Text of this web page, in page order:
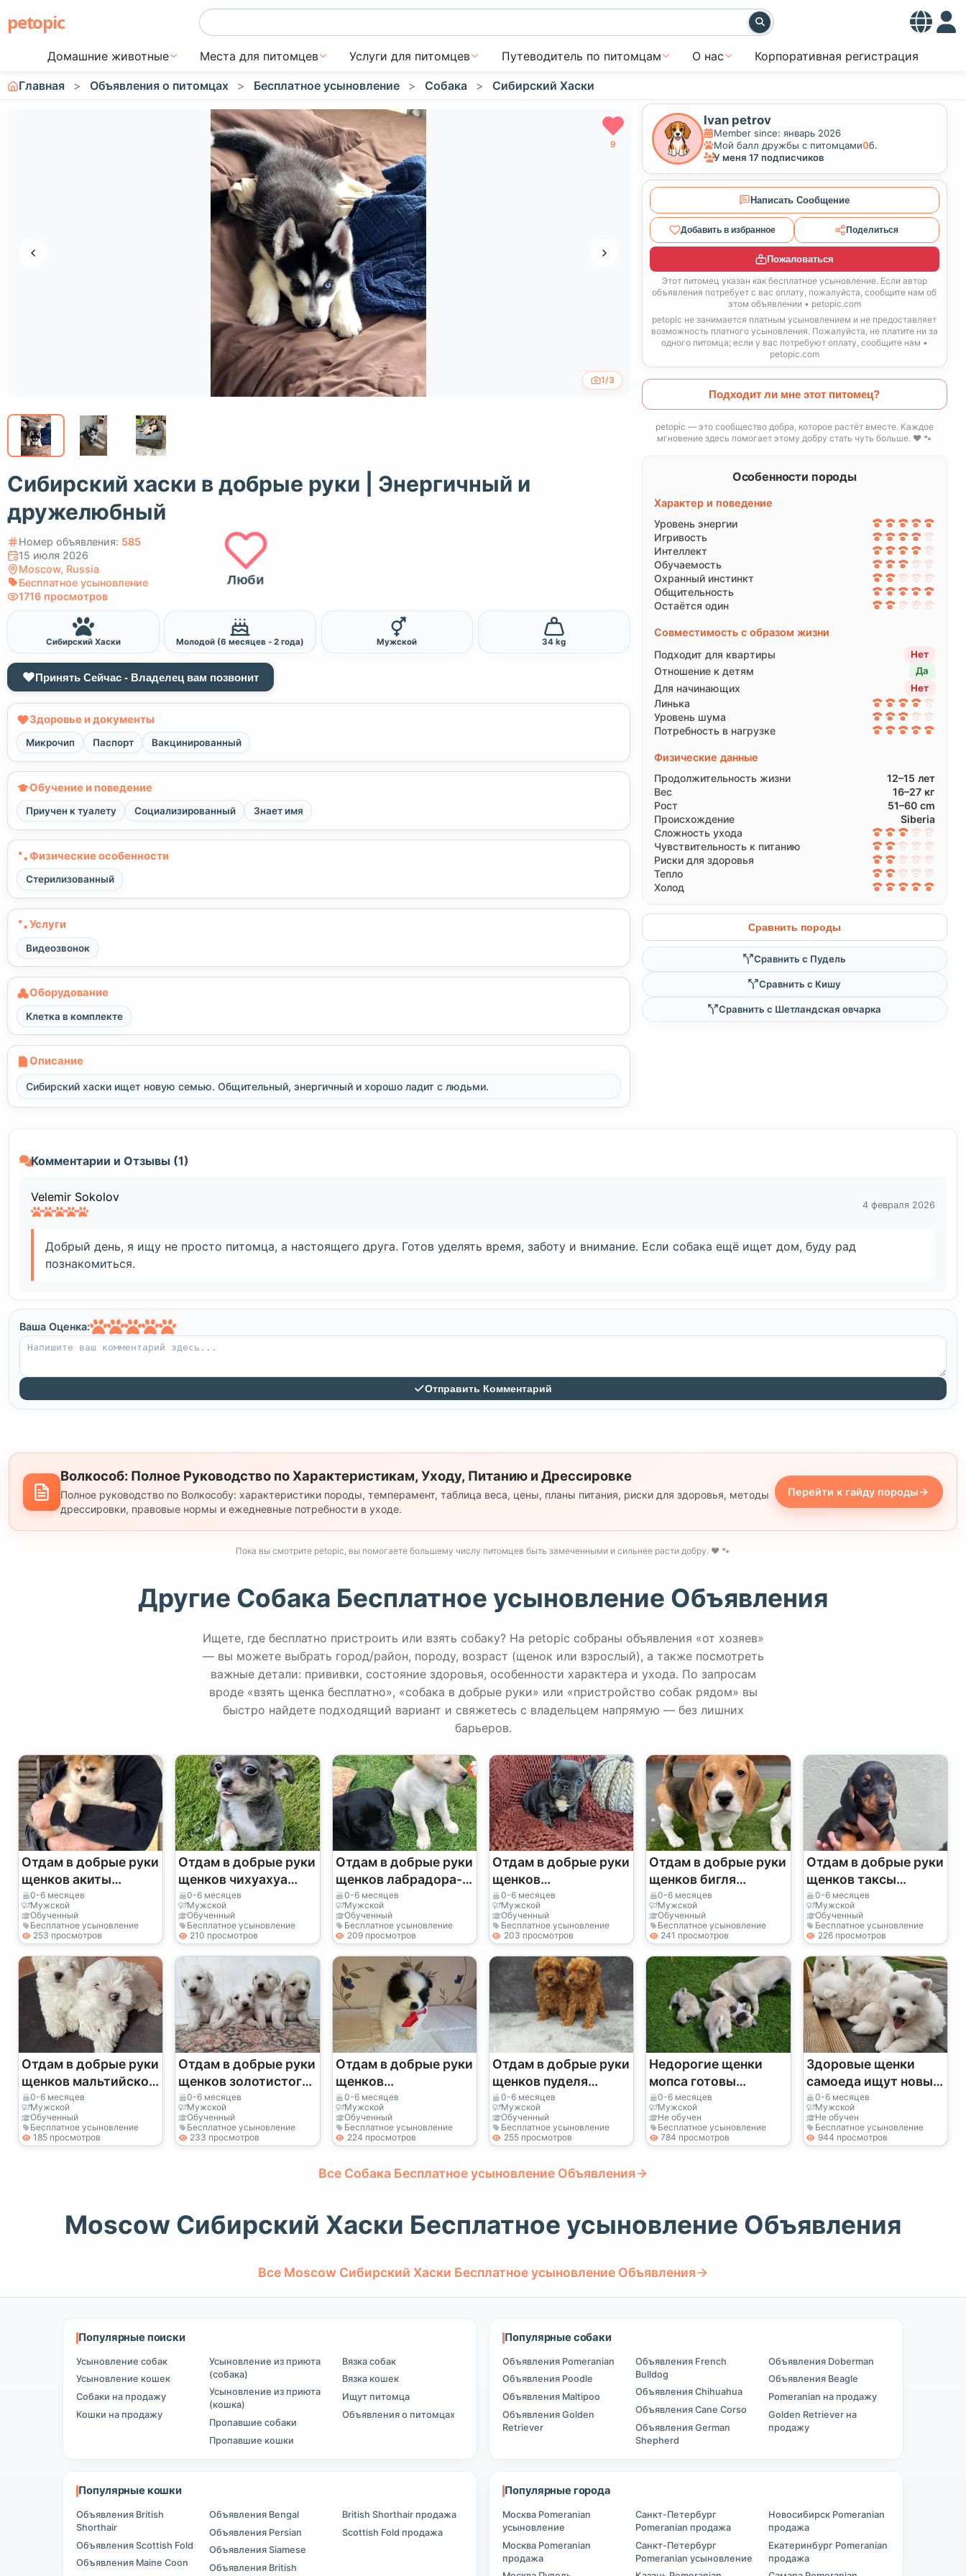
petopic
Домашние животные Места для питомцев Услуги для питомцев Путеводитель по питомцам О нас Корпоративная регистрация
Главная Объявления о питомцах Бесплатное усыновление Собака Сибирский Хаски
1/3
9
Сибирский хаски в добрые руки | Энергичный и
дружелюбный
Номер объявления: 585
15 июля 2026
Moscow, Russia
Бесплатное усыновление
1716 просмотров
Люби
Сибирский Хаски Молодой (6 месяцев - 2 года) Мужской 34 kg
Принять Сейчас - Владелец вам позвонит
Здоровье и документы
Микрочип Паспорт Вакцинированный
Обучение и поведение
Приучен к туалету Социализированный Знает имя
Физические особенности
Стерилизованный
Услуги
Видеозвонок
Оборудование
Клетка в комплекте
Описание
Сибирский хаски ищет новую семью. Общительный, энергичный и хорошо ладит с людьми.
Ivan petrov
Member since: январь 2026
Мой балл дружбы с питомцами0б.
У меня 17 подписчиков
Написать Сообщение
Добавить в избранное Поделиться
Пожаловаться
Этот питомец указан как бесплатное усыновление. Если автор
объявления потребует с вас оплату, пожалуйста, сообщите нам об
этом объявлении • petopic.com
petopic не занимается платным усыновлением и не предоставляет
возможность платного усыновления. Пожалуйста, не платите ни за
одного питомца; если у вас потребуют оплату, сообщите нам •
petopic.com
Подходит ли мне этот питомец?
petopic — это сообщество добра, которое растёт вместе. Каждое
мгновение здесь помогает этому добру стать чуть больше. ❤️ 🐾
Особенности породы
Характер и поведение
Уровень энергии
Игривость
Интеллект
Обучаемость
Охранный инстинкт
Общительность
Остаётся один
Совместимость с образом жизни
Подходит для квартиры
Нет
Отношение к детям Да
Для начинающих Нет
Линька
Уровень шума
Потребность в нагрузке
Физические данные
Продолжительность жизни
12–15 лет
Вес
16–27 кг
Рост
51–60 cm
Происхождение
Siberia
Сложность ухода
Чувствительность к питанию
Риски для здоровья
Тепло
Холод
Сравнить породы
Сравнить с Пудель
Сравнить с Кишу
Сравнить с Шетландская овчарка
Комментарии и Отзывы (1)
Velemir Sokolov
4 февраля 2026
Добрый день, я ищу не просто питомца, а настоящего друга. Готов уделять время, заботу и внимание. Если собака ещё ищет дом, буду рад
познакомиться.
Ваша Оценка:
Отправить Комментарий
Волкособ: Полное Руководство по Характеристикам, Уходу, Питанию и Дрессировке
Полное руководство по Волкособу: характеристики породы, темперамент, таблица веса, цены, планы питания, риски для здоровья, методы
дрессировки, правовые нормы и ежедневные потребности в уходе.
Перейти к гайду породы
Пока вы смотрите petopic, вы помогаете большему числу питомцев быть замеченными и сильнее расти добру. ❤️ 🐾
Другие Собака Бесплатное усыновление Объявления
Ищете, где бесплатно пристроить или взять собаку? На petopic собраны объявления «от хозяев»
— вы можете выбрать город/район, породу, возраст (щенок или взрослый), а также посмотреть
важные детали: прививки, состояние здоровья, особенности характера и ухода. По запросам
вроде «взять щенка бесплатно», «собака в добрые руки» или «пристройство собак рядом» вы
быстро найдете подходящий вариант и свяжетесь с владельцем напрямую — без лишних
барьеров.
Отдам в добрые руки
щенков акиты
(мальчика и девочку)
0-6 месяцев
Мужской
Обученный
Бесплатное усыновление
253 просмотров
Отдам в добрые руки
щенков чихуахуа
(мальчика и девочку)
0-6 месяцев
Мужской
Обученный
Бесплатное усыновление
210 просмотров
Отдам в добрые руки
щенков лабрадора-
ретривера (мальчика
и девочку)
0-6 месяцев
Мужской
Обученный
Бесплатное усыновление
209 просмотров
Отдам в добрые руки
щенков
французского
бульдога (мальчика
и девочку)
0-6 месяцев
Мужской
Обученный
Бесплатное усыновление
203 просмотров
Отдам в добрые руки
щенков бигля
(мальчика и девочку)
0-6 месяцев
Мужской
Обученный
Бесплатное усыновление
241 просмотров
Отдам в добрые руки
щенков таксы
(мальчика и девочку)
0-6 месяцев
Мужской
Обученный
Бесплатное усыновление
226 просмотров
Отдам в добрые руки
щенков мальтийской
болонки (мальчика и
девочку)
0-6 месяцев
Мужской
Обученный
Бесплатное усыновление
185 просмотров
Отдам в добрые руки
щенков золотистого
ретривера (мальчика
и девочку)
0-6 месяцев
Мужской
Обученный
Бесплатное усыновление
233 просмотров
Отдам в добрые руки
щенков
померанского шпица
(мальчика и девочку)
0-6 месяцев
Мужской
Обученный
Бесплатное усыновление
224 просмотров
Отдам в добрые руки
щенков пуделя
(мальчика и девочку)
0-6 месяцев
Мужской
Обученный
Бесплатное усыновление
255 просмотров
Недорогие щенки
мопса готовы
обрести новый дом.
0-6 месяцев
Мужской
Не обучен
Бесплатное усыновление
784 просмотров
Здоровые щенки
самоеда ищут новый
дом.
0-6 месяцев
Мужской
Не обучен
Бесплатное усыновление
944 просмотров
Все Собака Бесплатное усыновление Объявления
Moscow Сибирский Хаски Бесплатное усыновление Объявления
Все Moscow Сибирский Хаски Бесплатное усыновление Объявления
Популярные поиски
Усыновление собак
Усыновление кошек
Собаки на продажу
Кошки на продажу
Усыновление из приюта
(собака)
Усыновление из приюта
(кошка)
Пропавшие собаки
Пропавшие кошки
Вязка собак
Вязка кошек
Ищут питомца
Объявления о питомцах
Популярные собаки
Объявления Pomeranian
Объявления Poodle
Объявления Maltipoo
Объявления Golden
Retriever
Объявления French
Bulldog
Объявления Chihuahua
Объявления Cane Corso
Объявления German
Shepherd
Объявления Doberman
Объявления Beagle
Pomeranian на продажу
Golden Retriever на
продажу
Популярные кошки
Объявления British
Shorthair
Объявления Scottish Fold
Объявления Maine Coon
Объявления Bengal
Объявления Persian
Объявления Siamese
Объявления British
British Shorthair продажа
Scottish Fold продажа
Популярные города
Москва Pomeranian
усыновление
Москва Pomeranian
продажа
Санкт-Петербург
Pomeranian продажа
Санкт-Петербург
Pomeranian усыновление
Новосибирск Pomeranian
продажа
Екатеринбург Pomeranian
продажа